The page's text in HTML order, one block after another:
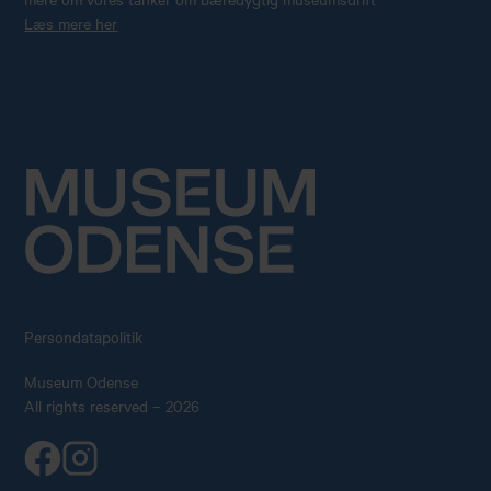
Læs mere her
Persondatapolitik
Museum Odense
All rights reserved – 2026